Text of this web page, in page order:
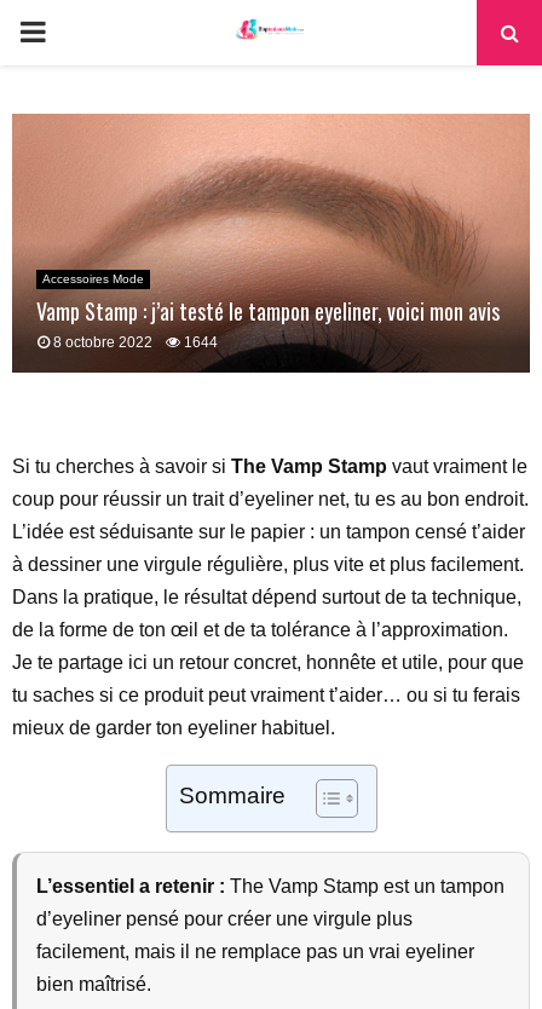
PRIMARY
Accessoires Mode
Vamp Stamp : j’ai testé le tampon eyeliner, voici mon avis
8 octobre 2022 1644
Si tu cherches à savoir si The Vamp Stamp vaut vraiment le
coup pour réussir un trait d’eyeliner net, tu es au bon endroit.
L’idée est séduisante sur le papier : un tampon censé t’aider
à dessiner une virgule régulière, plus vite et plus facilement.
Dans la pratique, le résultat dépend surtout de ta technique,
de la forme de ton œil et de ta tolérance à l’approximation.
Je te partage ici un retour concret, honnête et utile, pour que
tu saches si ce produit peut vraiment t’aider… ou si tu ferais
mieux de garder ton eyeliner habituel.
Sommaire
L’essentiel a retenir : The Vamp Stamp est un tampon
d’eyeliner pensé pour créer une virgule plus
facilement, mais il ne remplace pas un vrai eyeliner
bien maîtrisé.